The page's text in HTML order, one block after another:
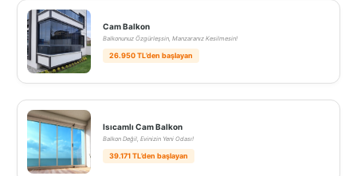
Cam Balkon
Balkonunuz Özgürleşsin, Manzaranız Kesilmesin!
26.950 TL’den başlayan
Isıcamlı Cam Balkon
Balkon Değil, Evinizin Yeni Odası!
39.171 TL’den başlayan